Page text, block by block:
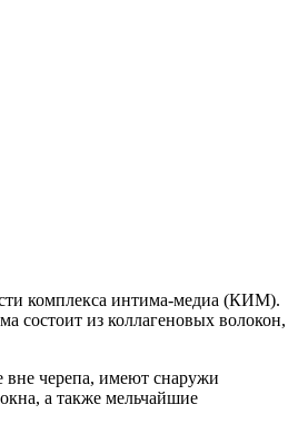
комплекса интима-медиа (КИМ).
состоит из коллагеновых волокон,
вне черепа, имеют снаружи
а также мельчайшие